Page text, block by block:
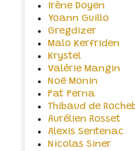
Irène Doyen
Yoann Guillo
Gregdizer
Malo Kerfriden
Krystel
Valérie Mangin
Noë Monin
Pat Perna
Thibaud de
Aurélien Rosset
Alexis Sentenac
Nicolas Siner